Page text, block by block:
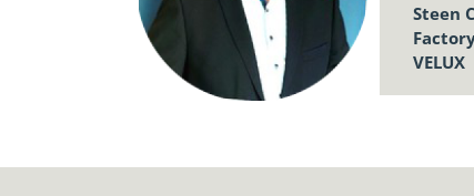
Steen
VELUX